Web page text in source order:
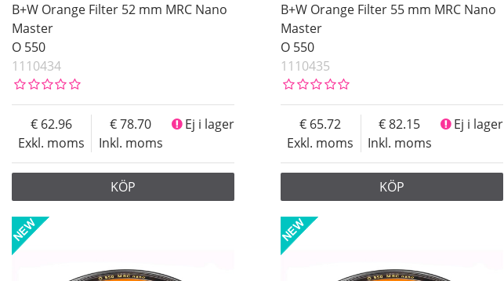
B+W Orange Filter 52 mm MRC Nano
Master
O 550
1110434
Exkl. moms
62.96
Inkl. moms
78.70 Ej i lager
KÖP
B+W Orange Filter 55 mm MRC Nano
Master
O 550
1110435
Exkl. moms
65.72
Inkl. moms
82.15 Ej i lager
KÖP